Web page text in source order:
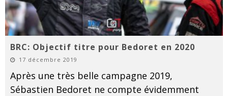
BRC: Objectif titre pour Bedoret en 2020
17 décembre 2019
Après une très belle campagne 2019,
Sébastien Bedoret ne compte évidemment